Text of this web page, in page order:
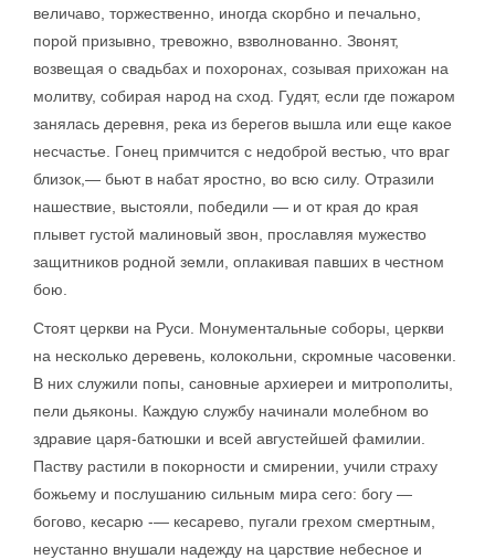
величаво, торжественно, иногда скорбно и печально,
порой призывно, тревожно, взволнованно. Звонят,
возвещая о свадьбах и похоронах, созывая прихожан на
молитву, собирая народ на сход. Гудят, если где пожаром
занялась деревня, река из берегов вышла или еще какое
несчастье. Гонец примчится с недоброй вестью, что враг
близок,— бьют в набат яростно, во всю силу. Отразили
нашествие, выстояли, победили — и от края до края
плывет густой малиновый звон, прославляя мужество
защитников родной земли, оплакивая павших в честном
бою.
Стоят церкви на Руси. Монументальные соборы, церкви
на несколько деревень, колокольни, скромные часовенки.
В них служили попы, сановные архиереи и митрополиты,
пели дьяконы. Каждую службу начинали молебном во
здравие царя-батюшки и всей августейшей фамилии.
Паству растили в покорности и смирении, учили страху
божьему и послушанию сильным мира сего: богу —
богово, кесарю -— кесарево, пугали грехом смертным,
неустанно внушали надежду на царствие небесное и